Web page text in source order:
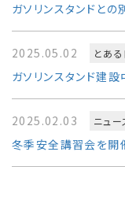
ガソリンスタンドとの
2025.05.02 とあ
ガソリンスタンド建設
2025.02.03 ニュー
冬季安全講習会を開